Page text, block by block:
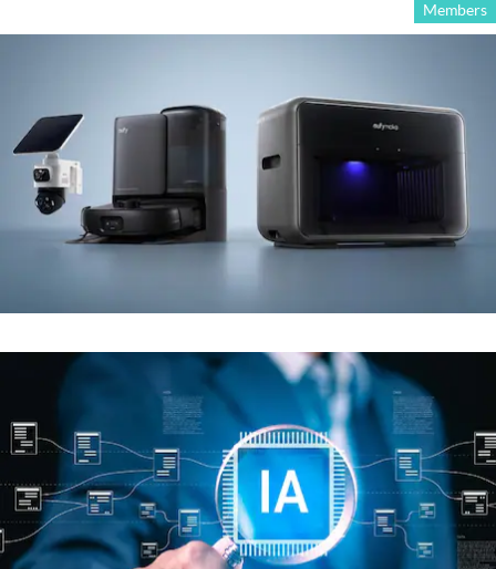
Members